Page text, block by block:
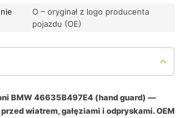
O – oryginał z logo producenta
pojazdu (OE)
BMW 46635B497E4 (hand guard) —
wiatrem, gałęziami i odpryskami. OEM